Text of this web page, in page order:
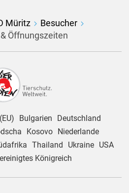
Müritz
Besucher
Öffnungszeiten
Bulgarien
Deutschland
Kosovo
Niederlande
Thailand Ukraine
USA
Königreich